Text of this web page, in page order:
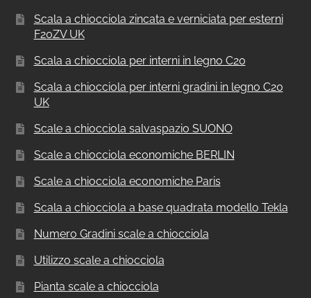
Scala a chiocciola zincata e verniciata per esterni
F20ZV UK
Scala a chiocciola per interni in legno C20
Scala a chiocciola per interni gradini in legno C20
UK
Scale a chiocciola salvaspazio SUONO
Scale a chiocciola economiche BERLIN
Scale a chiocciola economiche Paris
Scala a chiocciola a base quadrata modello Tekla
Numero Gradini scale a chiocciola
Utilizzo scale a chiocciola
Pianta scale a chiocciola